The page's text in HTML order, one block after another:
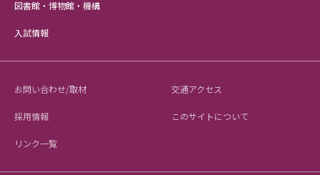
図書館・博物館・機構
入試情報
お問い合わせ/取材 交通アクセス
採用情報 このサイトについて
リンク一覧